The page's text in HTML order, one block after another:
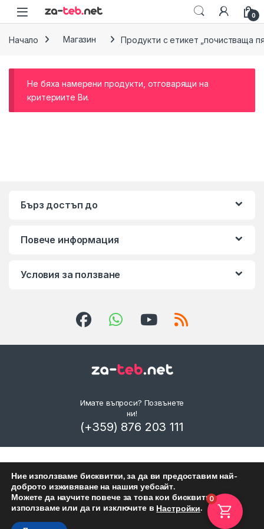
Skip to navigation
Skip to content
0
Начало Магазин Продукти с етикет „почистваща
Не бяха намерени продукти, отговарящи на
критериите Ви.
Бърз достъп до
Повече информация
Условия за ползване
Имате въпроси? Позвънете
ни!
(+359) 876 203 111
Ние използваме бисквитки, за да ви предоставим най-
доброто изживяване на нашия уебсайт.
Можете да научите повече за това кои бисквитки
използваме или да ги изключите в Настройки.
0